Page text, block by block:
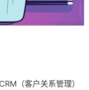
（客户关系管理）